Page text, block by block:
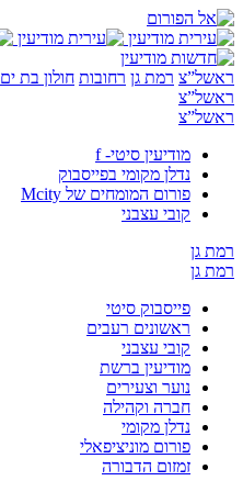
ראשל”צ רמת גן רחובות חולון בת ים
ראשל”צ
ראשל”צ
מודיעין סיטי- f
נדלן מקומי בפייסבוק
פורום המומחים של Mcity
קובי עצבני
רמת גן
רמת גן
פייסבוק סיטי
ראשונים רעבים
קובי עצבני
מודיעין ברשת
נוער וצעירים
חברה וקהילה
נדלן מקומי
פורום מוניציפאלי
זמזום הדבורה